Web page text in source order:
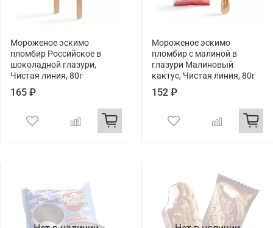
Мороженое эскимо
пломбир Российское в
шоколадной глазури,
Чистая линия, 80г
165 ₽
Мороженое эскимо
пломбир с малиной в
глазури Малиновый
кактус, Чистая линия, 80г
152 ₽